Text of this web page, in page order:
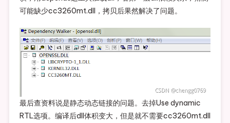
可能缺少cc3260mt.dll，拷贝后果然解决了问题。
最后查资料说是静态动态链接的问题。去掉Use dynamic
RTL选项。编译后dll体积变大，但是就不需要cc3260mt.dll